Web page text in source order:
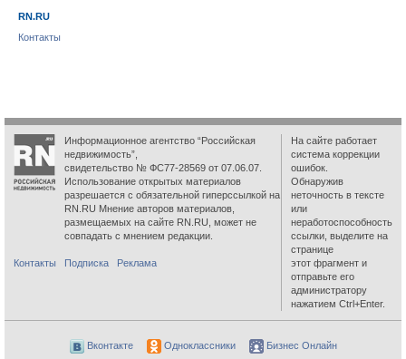
RN.RU
Контакты
Информационное агентство “Российская
недвижимость”,
свидетельство № ФС77-28569 от 07.06.07.
Использование открытых материалов
разрешается с обязательной гиперссылкой на
RN.RU Мнение авторов материалов,
размещаемых на сайте RN.RU, может не
совпадать с мнением редакции.
Контакты Подписка Реклама
На сайте работает
система коррекции
ошибок.
Обнаружив
неточность в тексте
или
неработоспособность
ссылки, выделите на
странице
этот фрагмент и
отправьте его
администратору
нажатием Ctrl+Enter.
Вконтакте Одноклассники Бизнес Онлайн